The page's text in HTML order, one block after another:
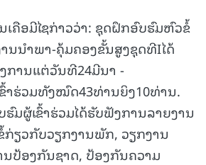
ຄືອມີໄຊກ່າວວ່າ: ຊຸດຝຶກອົບຮົມຫົວຂໍ້
ນນໍາພາ-ຄຸ້ມຄອງຂັ້ນສູງຊຸດທີIໄດ້
ການແຕ່ວັນທີ24ມີນາ -
ຂົ້າຮ່ວມທັງໝົດ43ທ່ານຍິງ10ທ່ານ.
ມຜູ້ເຂົ້າຮ່ວມໄດ້ຮັບຟັງການລາຍງານ
ຽວກັບວຽກງານພັກ, ວຽກງານ
ປ້ອງກັນຊາດ, ປ້ອງກັນຄວາມ